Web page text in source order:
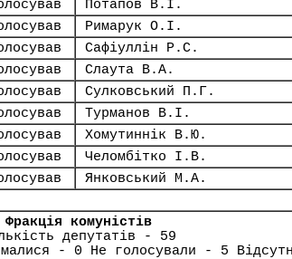
Потапов В.І.
Римарук О.І.
Сафіуллін Р.С.
Слаута В.А.
Сулковський П.Г.
Турманов В.І.
Хомутиннік В.Ю.
Челомбітко І.В.
Янковський М.А.
Фракція комуністів
депутатів - 59
- 0 Не голосували - 5